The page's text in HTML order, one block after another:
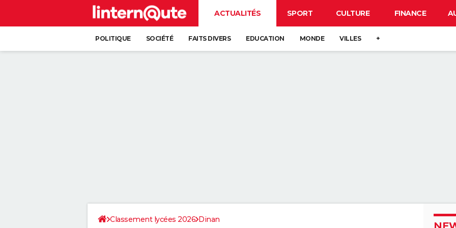
ACTUALITÉS SPORT CULTURE FINANCE
POLITIQUE SOCIÉTÉ FAITS DIVERS EDUCATION MONDE VILLES +
Classement lycées 2026 Dinan